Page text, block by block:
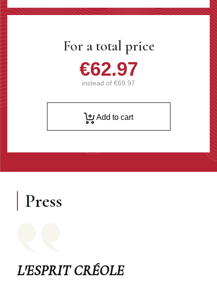
For a total price
€62.97
instead of €69.97
Add to cart
Press
L'ESPRIT CRÉOLE